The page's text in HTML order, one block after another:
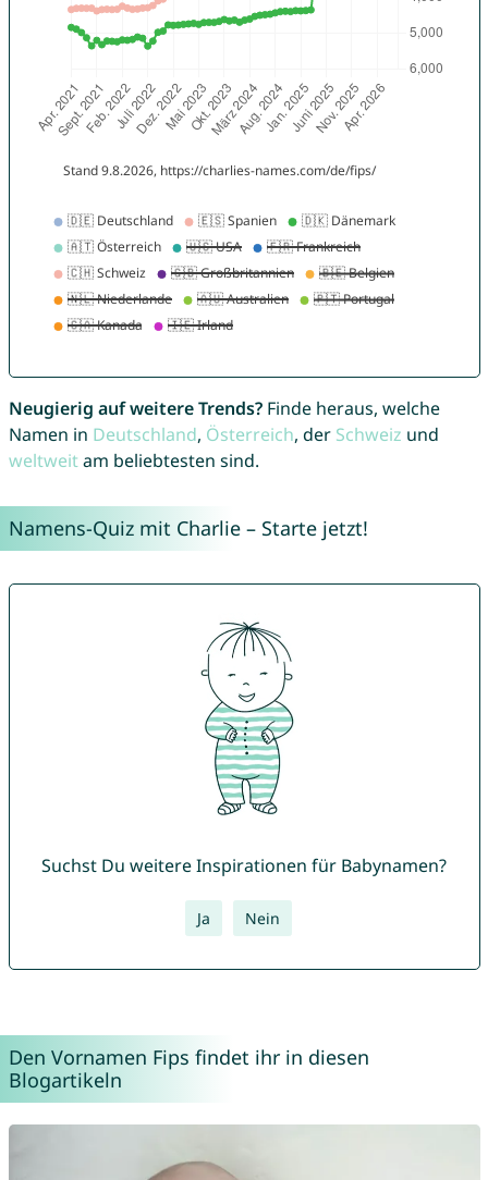
Neugierig auf weitere Trends?Finde heraus, welche
Namen in Deutschland, Österreich, der Schweiz und
weltweitam beliebtesten sind.
Namens-Quiz mit Charlie – Starte jetzt!
Suchst Du weitere Inspirationen für Babynamen?
Ja Nein
Den Vornamen Fips findet ihr in diesen
Blogartikeln